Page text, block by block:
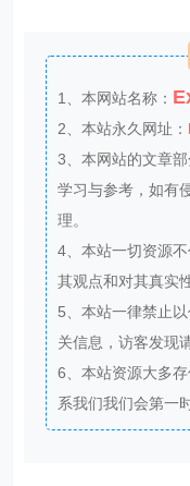
1、本网站名称：
2、本站永久网址：
3、本网站的文章
学习与参考，如有
理。
4、本站一切资源
其观点和对其真实
5、本站一律禁止
关信息，访客发现
6、本站资源大多
系我们我们会第一